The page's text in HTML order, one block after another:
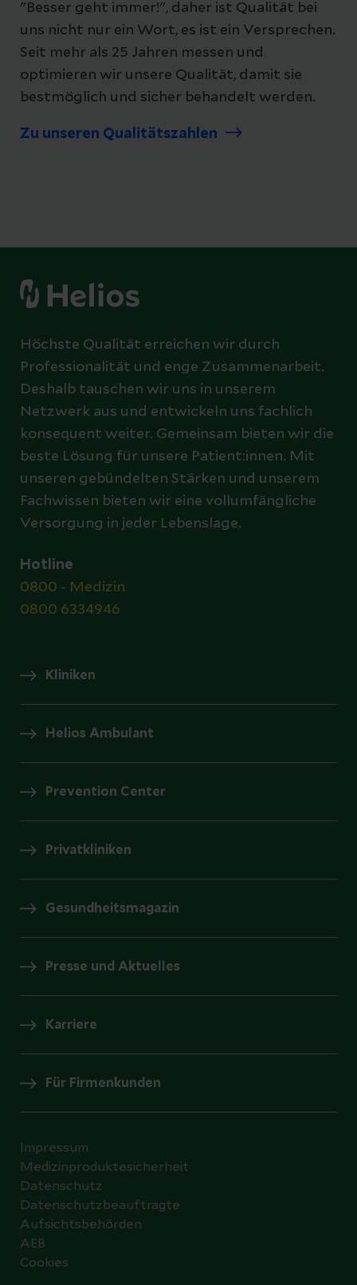
"Besser geht immer!", daher ist Qualität bei
uns nicht nur ein Wort, es ist ein Versprechen.
Seit mehr als 25 Jahren messen und
optimieren wir unsere Qualität, damit sie
bestmöglich und sicher behandelt werden.
Zu unseren Qualitätszahlen
Höchste Qualität erreichen wir durch
Professionalität und enge Zusammenarbeit.
Deshalb tauschen wir uns in unserem
Netzwerk aus und entwickeln uns fachlich
konsequent weiter. Gemeinsam bieten wir die
beste Lösung für unsere Patient:innen. Mit
unseren gebündelten Stärken und unserem
Fachwissen bieten wir eine vollumfängliche
Versorgung in jeder Lebenslage.
Hotline
0800 - Medizin
0800 6334946
Kliniken
Helios Ambulant
Prevention Center
Privatkliniken
Gesundheitsmagazin
Presse und Aktuelles
Karriere
Für Firmenkunden
Impressum
Medizinproduktesicherheit
Datenschutz
Datenschutzbeauftragte
Aufsichtsbehörden
AEB
Cookies